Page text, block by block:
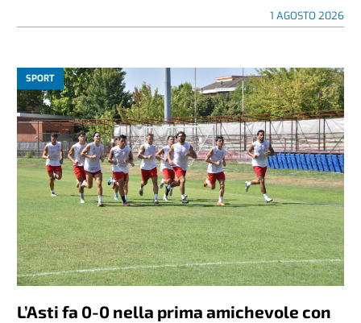
1 AGOSTO 2026
SPORT
L’Asti fa 0-0 nella prima amichevole con